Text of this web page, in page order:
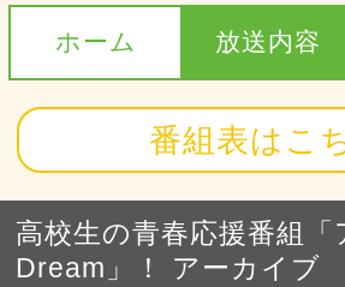
ホーム 放送内容
番組表はこ
高校生の青春応援番組「
Dream」！ アーカイブ